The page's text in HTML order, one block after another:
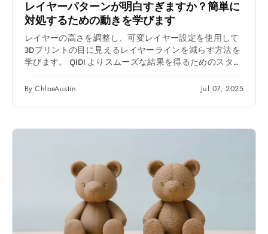
レイヤーパターンが明白すぎますか？簡単に
対処するための動きを学びます
レイヤーの高さを調整し、可変レイヤー設定を使用して
3Dプリントの目に見えるレイヤーラインを減らす方法を
学びます。 QIDI よりスムーズな結果を得るためのスタジ
By ChloeAustin Jul 07, 2025